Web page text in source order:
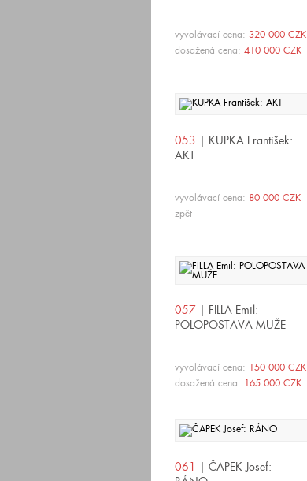
vyvolávací cena: 320 000 CZK
dosažená cena: 410 000 CZK
053 | KUPKA František:
AKT
vyvolávací cena: 80 000 CZK
zpět
057 | FILLA Emil:
POLOPOSTAVA MUŽE
vyvolávací cena: 150 000 CZK
dosažená cena: 165 000 CZK
061 | ČAPEK Josef: